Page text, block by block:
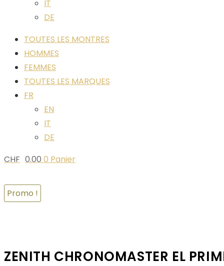
IT
DE
TOUTES LES MONTRES
HOMMES
FEMMES
TOUTES LES MARQUES
FR
EN
IT
DE
CHF 0.00 0 Panier
Promo !
ZENITH CHRONOMASTER EL